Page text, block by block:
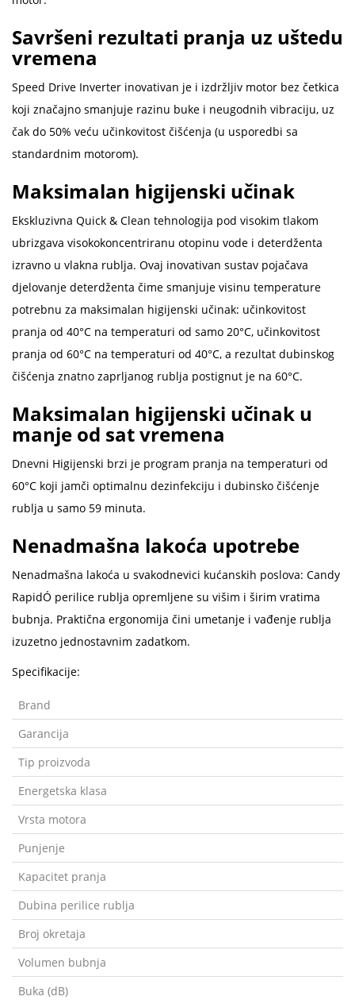
Savršeni rezultati pranja uz uštedu
vremena
Speed Drive Inverter inovativan je i izdržljiv motor bez četkica
koji značajno smanjuje razinu buke i neugodnih vibraciju, uz
čak do 50% veću učinkovitost čišćenja (u usporedbi sa
standardnim motorom).
Maksimalan higijenski učinak
Ekskluzivna Quick & Clean tehnologija pod visokim tlakom
ubrizgava visokokoncentriranu otopinu vode i deterdženta
izravno u vlakna rublja. Ovaj inovativan sustav pojačava
djelovanje deterdženta čime smanjuje visinu temperature
potrebnu za maksimalan higijenski učinak: učinkovitost
pranja od 40°C na temperaturi od samo 20°C, učinkovitost
pranja od 60°C na temperaturi od 40°C, a rezultat dubinskog
čišćenja znatno zaprljanog rublja postignut je na 60°C.
Maksimalan higijenski učinak u
manje od sat vremena
Dnevni Higijenski brzi je program pranja na temperaturi od
60°C koji jamči optimalnu dezinfekciju i dubinsko čišćenje
rublja u samo 59 minuta.
Nenadmašna lakoća upotrebe
Nenadmašna lakoća u svakodnevici kućanskih poslova: Candy
RapidÓ perilice rublja opremljene su višim i širim vratima
bubnja. Praktična ergonomija čini umetanje i vađenje rublja
izuzetno jednostavnim zadatkom.
Specifikacije:
Brand
Garancija
Tip proizvoda
Energetska klasa
Vrsta motora
Punjenje
Kapacitet pranja
Dubina perilice rublja
Broj okretaja
Volumen bubnja
Buka (dB)